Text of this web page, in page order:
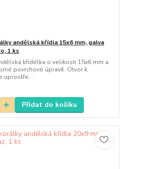
andělská křídla 15x6 mm, galva
1 ks
křidélka o velikosti 15x6 mm a
povrchové úpravě. Otvor k
uprostře...
Přidat do košíku